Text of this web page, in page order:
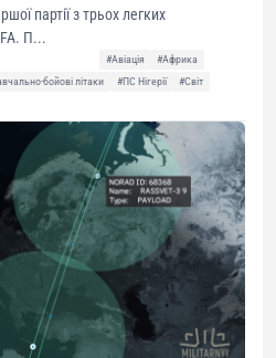
партії з трьох легких
П...
#Авіація
#Африка
бойові літаки #ПС Нігерії
#Світ